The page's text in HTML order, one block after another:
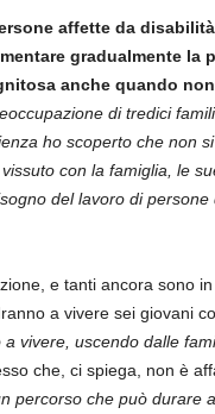
affette da
gradualmente la
anche quando
di tredici
ho scoperto che non
con la famiglia, le
del lavoro di
e tanti ancora sono
a vivere sei giovani
vivere, uscendo dalle
che, ci spiega, non è
percorso che può durare